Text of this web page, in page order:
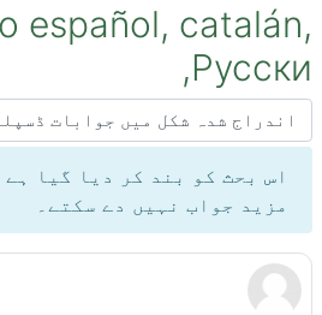
español,
موڈ
اس بحث کو بند کر دیا گیا ہے
مزید جواب نہیں دے سکتے۔